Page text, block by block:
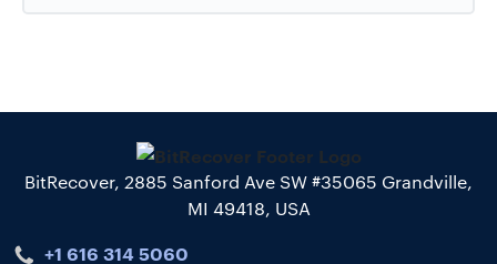
BitRecover, 2885 Sanford Ave SW #35065 Grandville,
MI 49418, USA
+1 616 314 5060